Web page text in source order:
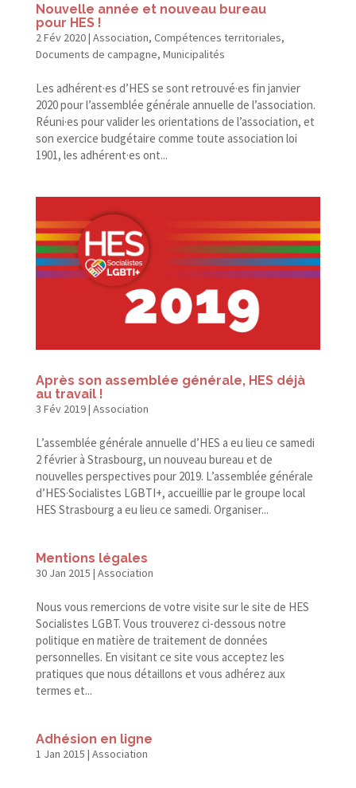
Nouvelle année et nouveau bureau
pour HES !
2 Fév 2020| Association, Compétences territoriales,
Documents de campagne, Municipalités
Les adhérent·es d’HES se sont retrouvé·es fin janvier
2020 pour l’assemblée générale annuelle de l’association.
Réuni·es pour valider les orientations de l’association, et
son exercice budgétaire comme toute association loi
1901, les adhérent·es ont...
Après son assemblée générale, HES déjà
au travail !
3 Fév 2019| Association
L’assemblée générale annuelle d’HES a eu lieu ce samedi
2 février à Strasbourg, un nouveau bureau et de
nouvelles perspectives pour 2019. L’assemblée générale
d’HES·Socialistes LGBTI+, accueillie par le groupe local
HES Strasbourg a eu lieu ce samedi. Organiser...
Mentions légales
30 Jan 2015 | Association
Nous vous remercions de votre visite sur le site de HES
Socialistes LGBT. Vous trouverez ci-​dessous notre
politique en matière de traitement de données
personnelles. En visitant ce site vous acceptez les
pratiques que nous détaillons et vous adhérez aux
termes et...
Adhésion en ligne
1 Jan 2015 | Association